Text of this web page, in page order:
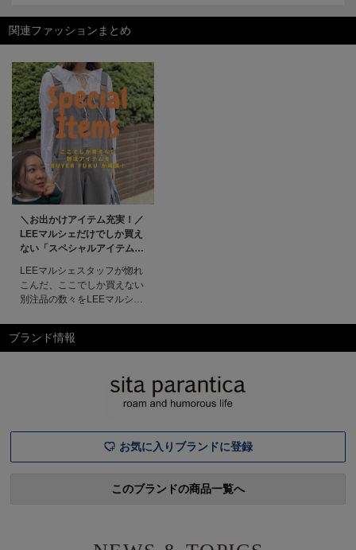
関連ファッションまとめ
＼お出かけアイテム充実！／
LEEマルシェだけでしか買え
ない「スペシャルアイテム」
LEEマルシェスタッフが惚れ
こんだ、ここでしか買えない
別注品の数々をLEEマルシェ
春も人気ブランドとの別注ア
イテムが続々誕生しています
売必至の大注目アイテムで
す。LEEマルシェバイヤー
ブランド情報
お気に入りブランドに登録
このブランドの商品一覧へ